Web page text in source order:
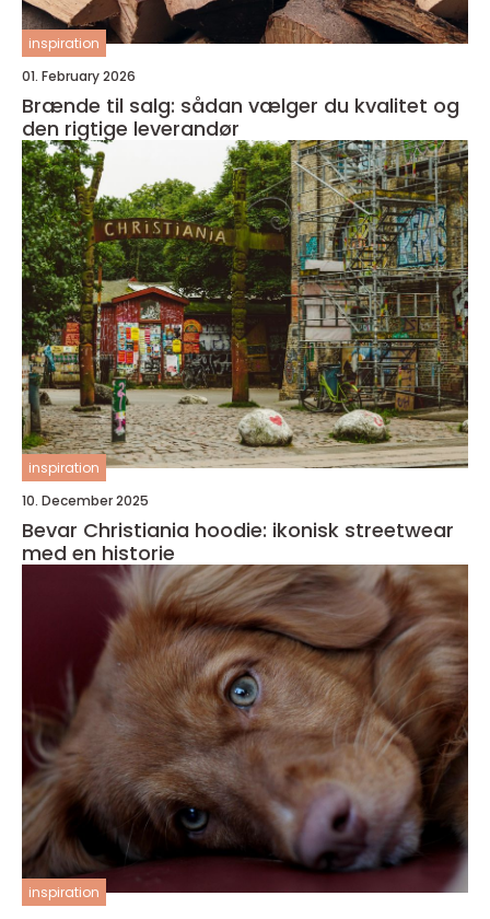
inspiration
01. February 2026
Brænde til salg: sådan vælger du kvalitet og
den rigtige leverandør
inspiration
10. December 2025
Bevar Christiania hoodie: ikonisk streetwear
med en historie
inspiration